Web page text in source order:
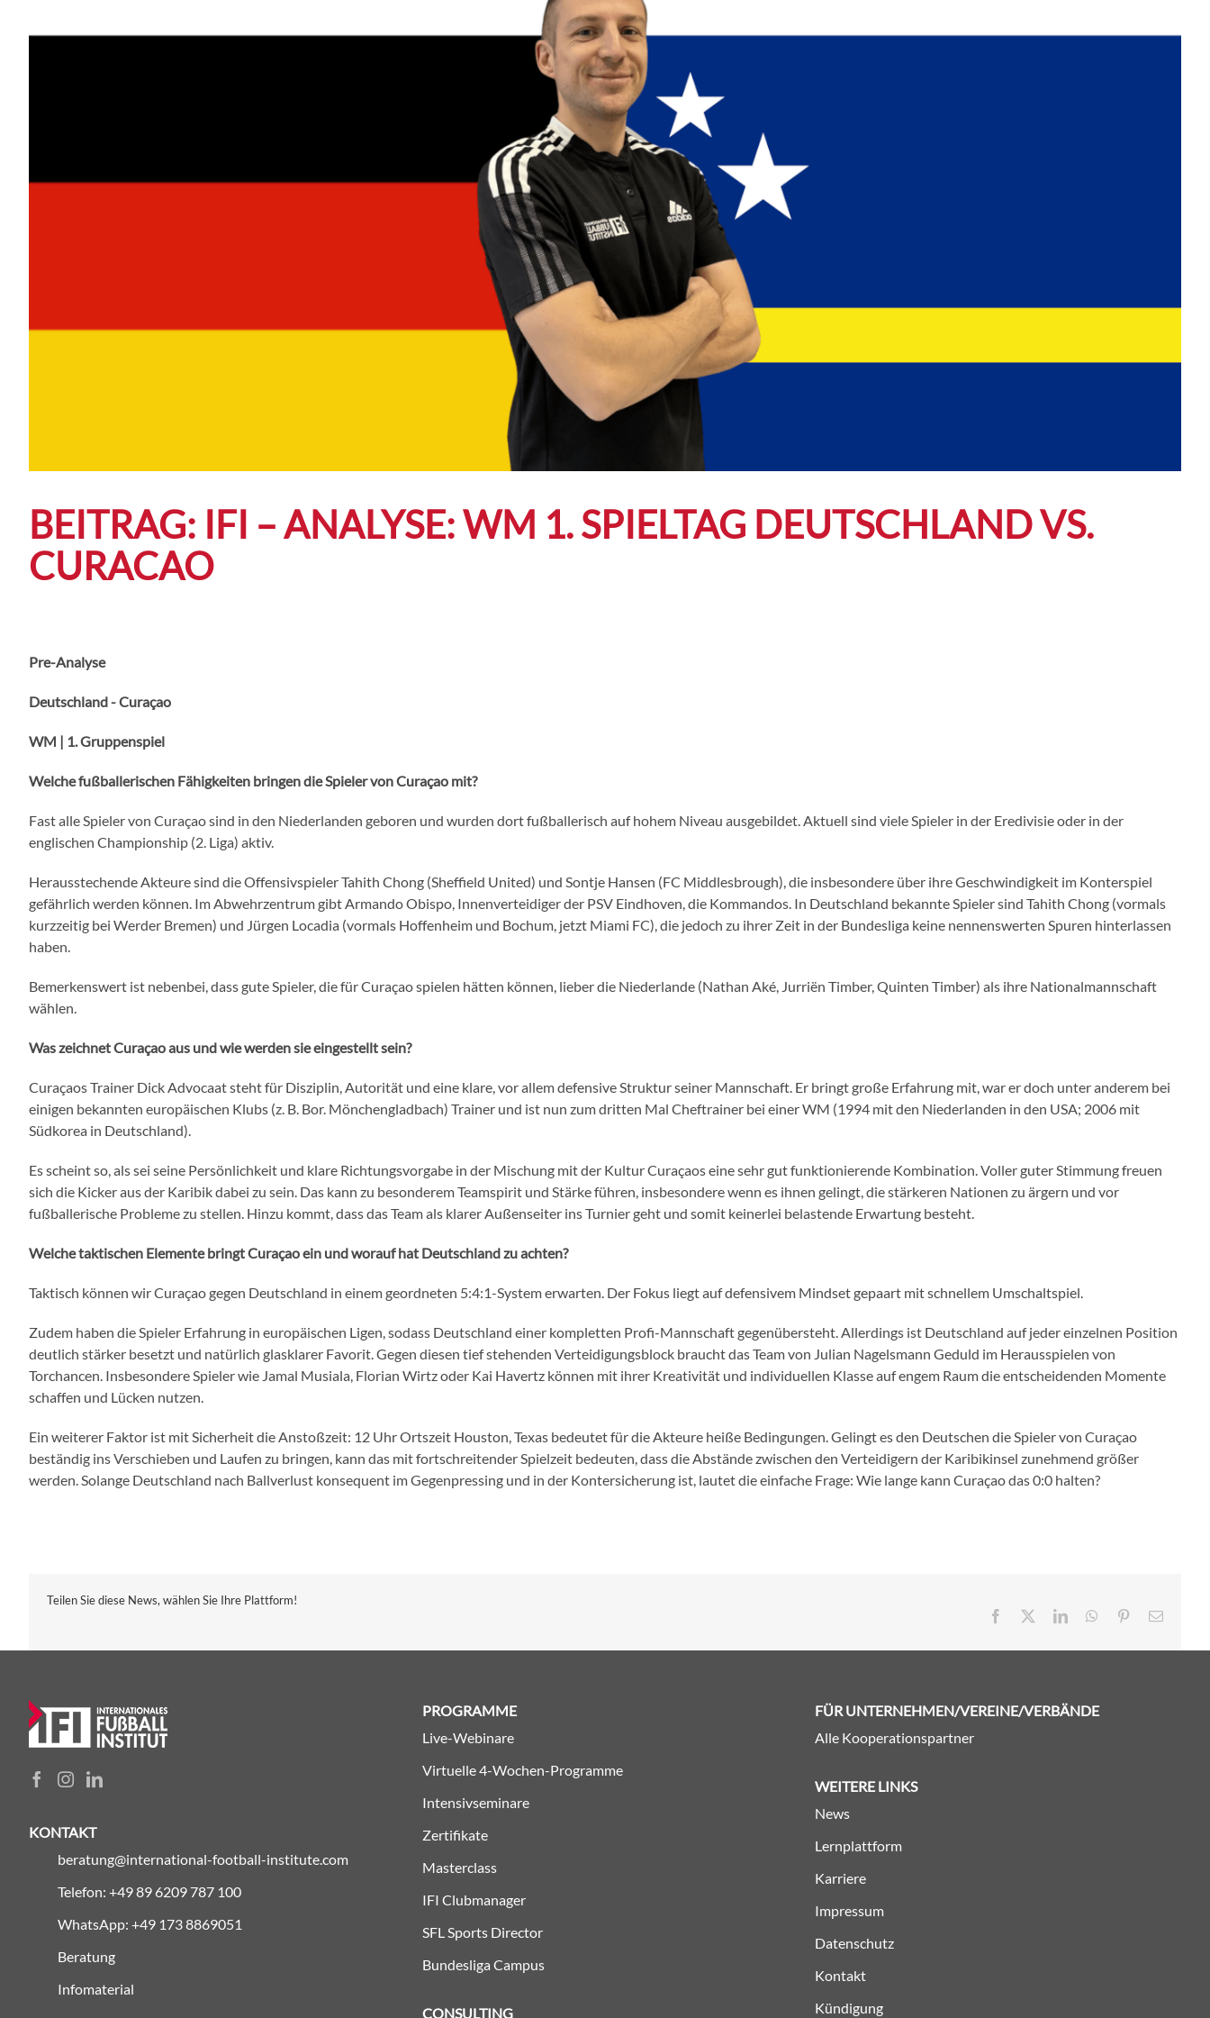
BEITRAG: IFI – ANALYSE: WM 1. SPIELTAG DEUTSCHLAND VS.
CURACAO
Pre-Analyse
Deutschland - Curaçao
WM | 1. Gruppenspiel
Welche fußballerischen Fähigkeiten bringen die Spieler von Curaçao mit?
Fast alle Spieler von Curaçao sind in den Niederlanden geboren und wurden dort fußballerisch auf hohem Niveau ausgebildet. Aktuell sind viele Spieler in der Eredivisie oder in der
englischen Championship (2. Liga) aktiv.
Herausstechende Akteure sind die Offensivspieler Tahith Chong (Sheffield United) und Sontje Hansen (FC Middlesbrough), die insbesondere über ihre Geschwindigkeit im Konterspiel
gefährlich werden können. Im Abwehrzentrum gibt Armando Obispo, Innenverteidiger der PSV Eindhoven, die Kommandos. In Deutschland bekannte Spieler sind Tahith Chong (vormals
kurzzeitig bei Werder Bremen) und Jürgen Locadia (vormals Hoffenheim und Bochum, jetzt Miami FC), die jedoch zu ihrer Zeit in der Bundesliga keine nennenswerten Spuren hinterlassen
haben.
⁠Bemerkenswert ist nebenbei, dass gute Spieler, die für Curaçao spielen hätten können, lieber die Niederlande (Nathan Aké, Jurriën Timber, Quinten Timber) als ihre Nationalmannschaft
wählen.
Was zeichnet Curaçao aus und wie werden sie eingestellt sein?
Curaçaos Trainer Dick Advocaat steht für Disziplin, Autorität und eine klare, vor allem defensive Struktur seiner Mannschaft. Er bringt große Erfahrung mit, war er doch unter anderem bei
einigen bekannten europäischen Klubs (z. B. Bor. Mönchengladbach) Trainer und ist nun zum dritten Mal Cheftrainer bei einer WM (1994 mit den Niederlanden in den USA; 2006 mit
Südkorea in Deutschland).
Es scheint so, als sei seine Persönlichkeit und klare Richtungsvorgabe in der Mischung mit der Kultur Curaçaos eine sehr gut funktionierende Kombination. Voller guter Stimmung freuen
sich die Kicker aus der Karibik dabei zu sein. Das kann zu besonderem Teamspirit und Stärke führen, insbesondere wenn es ihnen gelingt, die stärkeren Nationen zu ärgern und vor
fußballerische Probleme zu stellen. Hinzu kommt, dass das Team als klarer Außenseiter ins Turnier geht und somit keinerlei belastende Erwartung besteht.
Welche taktischen Elemente bringt Curaçao ein und worauf hat Deutschland zu achten?
Taktisch können wir Curaçao gegen Deutschland in einem geordneten 5:4:1-System erwarten. Der Fokus liegt auf defensivem Mindset gepaart mit schnellem Umschaltspiel.
Zudem haben die Spieler Erfahrung in europäischen Ligen, sodass Deutschland einer kompletten Profi-Mannschaft gegenübersteht. Allerdings ist Deutschland auf jeder einzelnen Position
deutlich stärker besetzt und natürlich glasklarer Favorit. Gegen diesen tief stehenden Verteidigungsblock braucht das Team von Julian Nagelsmann Geduld im Herausspielen von
Torchancen. Insbesondere Spieler wie Jamal Musiala, Florian Wirtz oder Kai Havertz können mit ihrer Kreativität und individuellen Klasse auf engem Raum die entscheidenden Momente
schaffen und Lücken nutzen.
Ein weiterer Faktor ist mit Sicherheit die Anstoßzeit: 12 Uhr Ortszeit Houston, Texas bedeutet für die Akteure heiße Bedingungen. Gelingt es den Deutschen die Spieler von Curaçao
beständig ins Verschieben und Laufen zu bringen, kann das mit fortschreitender Spielzeit bedeuten, dass die Abstände zwischen den Verteidigern der Karibikinsel zunehmend größer
werden. Solange Deutschland nach Ballverlust konsequent im Gegenpressing und in der Kontersicherung ist, lautet die einfache Frage: Wie lange kann Curaçao das 0:0 halten?
Teilen Sie diese News, wählen Sie Ihre Plattform!
Facebook
LinkedInWhatsApp
Pinterest
E-
KONTAKT
beratung@international-football-institute.com
Telefon: +49 89 6209 787 100
WhatsApp: +49 173 8869051
Beratung
Infomaterial
PROGRAMME
Live-Webinare
Virtuelle 4-Wochen-Programme
Intensivseminare
Zertifikate
Masterclass
IFI Clubmanager
SFL Sports Director
Bundesliga Campus
CONSULTING
FÜR UNTERNEHMEN/VEREINE/VERBÄNDE
Alle Kooperationspartner
WEITERE LINKS
News
Lernplattform
Karriere
Impressum
Datenschutz
Kontakt
Kündigung